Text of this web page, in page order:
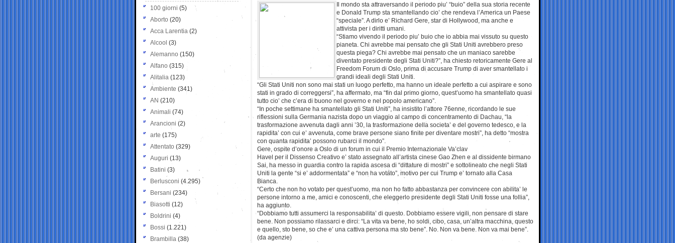
Il mondo sta attraversando il periodo piu’ “buio” della sua storia recente
e Donald Trump sta smantellando cio’ che rendeva l’America un Paese
“speciale”. A dirlo e’ Richard Gere, star di Hollywood, ma anche e
attivista per i diritti umani.
“Stiamo vivendo il periodo piu’ buio che io abbia mai vissuto su questo
pianeta. Chi avrebbe mai pensato che gli Stati Uniti avrebbero preso
questa piega? Chi avrebbe mai pensato che un maniaco sarebbe
diventato presidente degli Stati Uniti?”, ha chiesto retoricamente Gere al
Freedom Forum di Oslo, prima di accusare Trump di aver smantellato i
grandi ideali degli Stati Uniti.
“Gli Stati Uniti non sono mai stati un luogo perfetto, ma hanno un ideale perfetto a cui aspirare e sono
stati in grado di correggersi”, ha affermato, ma “fin dal primo giorno, quest’uomo ha smantellato quasi
tutto cio’ che c’era di buono nel governo e nel popolo americano”.
“In poche settimane ha smantellato gli Stati Uniti”, ha insistito l’attore 76enne, ricordando le sue
riflessioni sulla Germania nazista dopo un viaggio al campo di concentramento di Dachau, “la
trasformazione avvenuta dagli anni ’30, la trasformazione della societa’ e del governo tedesco, e la
rapidita’ con cui e’ avvenuta, come brave persone siano finite per diventare mostri”, ha detto “mostra
con quanta rapidita’ possono rubarci il mondo”.
Gere, ospite d’onore a Oslo di un forum in cui il Premio Internazionale Va’clav
Havel per il Dissenso Creativo e’ stato assegnato all’artista cinese Gao Zhen e al dissidente birmano
Sai, ha messo in guardia contro la rapida ascesa di “dittature di mostri” e sottolineato che negli Stati
Uniti la gente “si e’ addormentata” e “non ha votato”, motivo per cui Trump e’ tornato alla Casa
Bianca.
“Certo che non ho votato per quest’uomo, ma non ho fatto abbastanza per convincere con abilita’ le
persone intorno a me, amici e conoscenti, che eleggerlo presidente degli Stati Uniti fosse una follia”,
ha aggiunto.
“Dobbiamo tutti assumerci la responsabilita’ di questo. Dobbiamo essere vigili, non pensare di stare
bene. Non possiamo rilassarci e dirci: “La vita va bene, ho soldi, cibo, casa, un’altra macchina, questo
e quello, sto bene, so che e’ una cattiva persona ma sto bene”. No. Non va bene. Non va mai bene”.
(da agenzie)
100 giorni (5)
Aborto (20)
Acca Larentia (2)
Alcool (3)
Alemanno (150)
Alfano (315)
Alitalia (123)
Ambiente (341)
AN (210)
Animali (74)
Arancioni (2)
arte (175)
Attentato (329)
Auguri (13)
Batini (3)
Berlusconi (4.295)
Bersani (234)
Biasotti (12)
Boldrini (4)
Bossi (1.221)
Brambilla (38)